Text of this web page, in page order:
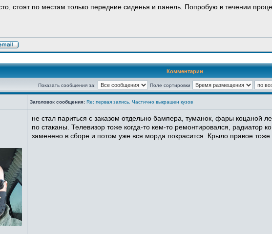
стоят по местам только передние сиденья и панель. Попробую в течении
Комментарии
Показать сообщения за: Поле сортировки
Заголовок сообщения: Re: первая запись. Частично выкрашен кузов
не стал париться с заказом отдельно бампера, туманок, фары коцаной
по стаканы. Телевизор тоже когда-то кем-то ремонтировался, радиатор
заменено в сборе и потом уже вся морда покрасится. Крыло правое тоже